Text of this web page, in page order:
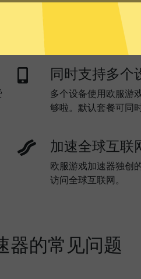
储在硬盘内。无硬
同时支持多个
多个设备使用欧服游
够啦。默认套餐可同
加速全球互联
欧服游戏加速器独创
访问全球互联网。
器的常见问题